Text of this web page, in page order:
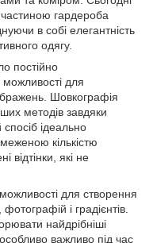
гардероба
в собі елегантність
одягу.
постійно
для
Шовкографія
методів завдяки
спосіб ідеально
кількістю
відтінки, які не
для створення
і градієнтів.
найдрібніші
важливо під час